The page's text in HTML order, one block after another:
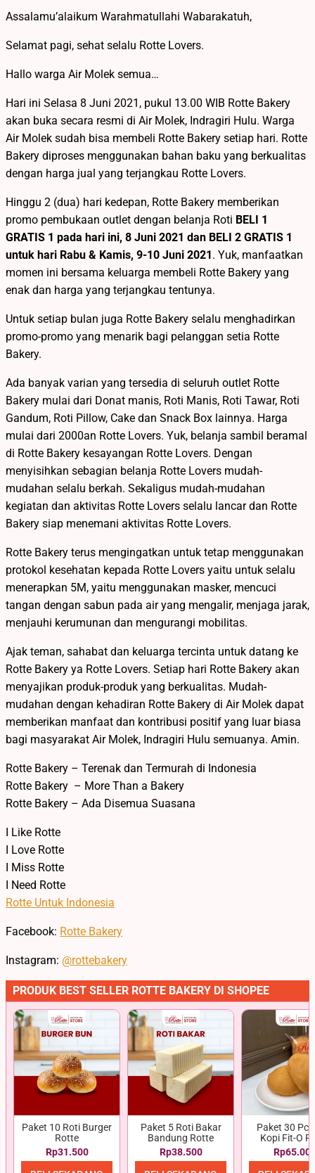
Assalamu’alaikum Warahmatullahi Wabarakatuh,
Selamat pagi, sehat selalu Rotte Lovers.
Hallo warga Air Molek semua…
Hari ini Selasa 8 Juni 2021, pukul 13.00 WIB Rotte Bakery
akan buka secara resmi di Air Molek, Indragiri Hulu. Warga
Air Molek sudah bisa membeli Rotte Bakery setiap hari. Rotte
Bakery diproses menggunakan bahan baku yang berkualitas
dengan harga jual yang terjangkau Rotte Lovers.
Hinggu 2 (dua) hari kedepan, Rotte Bakery memberikan
promo pembukaan outlet dengan belanja Roti BELI 1
GRATIS 1 pada hari ini, 8 Juni 2021 dan BELI 2 GRATIS 1
untuk hari Rabu & Kamis, 9-10 Juni 2021. Yuk, manfaatkan
momen ini bersama keluarga membeli Rotte Bakery yang
enak dan harga yang terjangkau tentunya.
Untuk setiap bulan juga Rotte Bakery selalu menghadirkan
promo-promo yang menarik bagi pelanggan setia Rotte
Bakery.
Ada banyak varian yang tersedia di seluruh outlet Rotte
Bakery mulai dari Donat manis, Roti Manis, Roti Tawar, Roti
Gandum, Roti Pillow, Cake dan Snack Box lainnya. Harga
mulai dari 2000an Rotte Lovers. Yuk, belanja sambil beramal
di Rotte Bakery kesayangan Rotte Lovers. Dengan
menyisihkan sebagian belanja Rotte Lovers mudah-
mudahan selalu berkah. Sekaligus mudah-mudahan
kegiatan dan aktivitas Rotte Lovers selalu lancar dan Rotte
Bakery siap menemani aktivitas Rotte Lovers.
Rotte Bakery terus mengingatkan untuk tetap menggunakan
protokol kesehatan kepada Rotte Lovers yaitu untuk selalu
menerapkan 5M, yaitu menggunakan masker, mencuci
tangan dengan sabun pada air yang mengalir, menjaga jarak,
menjauhi kerumunan dan mengurangi mobilitas.
Ajak teman, sahabat dan keluarga tercinta untuk datang ke
Rotte Bakery ya Rotte Lovers. Setiap hari Rotte Bakery akan
menyajikan produk-produk yang berkualitas. Mudah-
mudahan dengan kehadiran Rotte Bakery di Air Molek dapat
memberikan manfaat dan kontribusi positif yang luar biasa
bagi masyarakat Air Molek, Indragiri Hulu semuanya. Amin.
Rotte Bakery – Terenak dan Termurah di Indonesia
Rotte Bakery – More Than a Bakery
Rotte Bakery – Ada Disemua Suasana
I Like Rotte
I Love Rotte
I Miss Rotte
I Need Rotte
Rotte Untuk Indonesia
Facebook: Rotte Bakery
Instagram: @rottebakery
PRODUK BEST SELLER ROTTE BAKERY DI SHOPEE
Paket 10 Roti Burger
Rotte
Rp31.500
Paket 5 Roti Bakar
Bandung Rotte
Rp38.500
Paket 30
Kopi Fit-O